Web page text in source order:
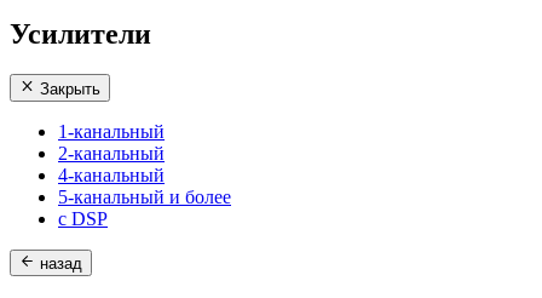
Усилители
Закрыть
1-канальный
2-канальный
4-канальный
5-канальный и более
с DSP
назад